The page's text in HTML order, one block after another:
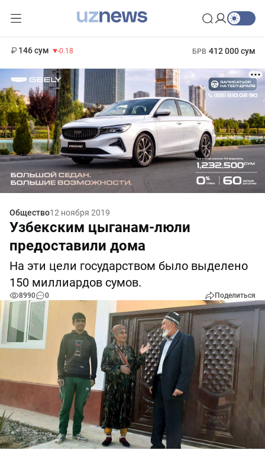
146 сум -0.18 БРВ 412 000 сум
Общество12 ноября 2019
Узбекским цыганам-люли
предоставили дома
На эти цели государством было выделено
150 миллиардов сумов.
8990 0 Поделиться